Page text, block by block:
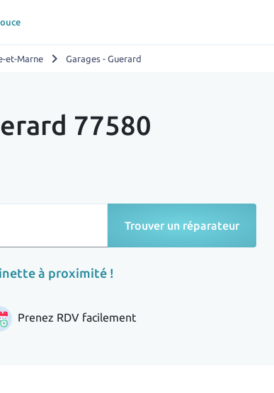
et-Marne chevron_right Garages - Guerard
77580
Trouver un réparateur
à proximité !
Prenez RDV facilement